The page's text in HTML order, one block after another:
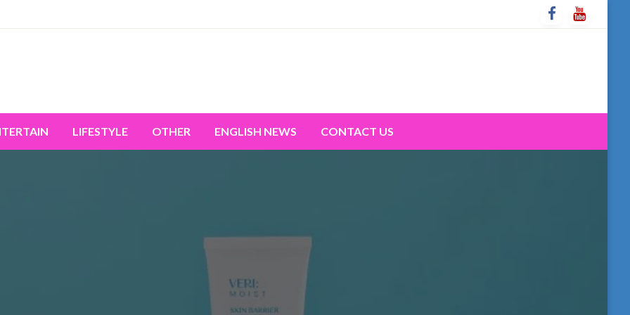
LIFESTYLE OTHER ENGLISH NEWS CONTACT US